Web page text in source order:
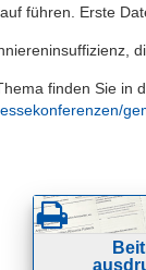
führen. Erste
finden Sie in